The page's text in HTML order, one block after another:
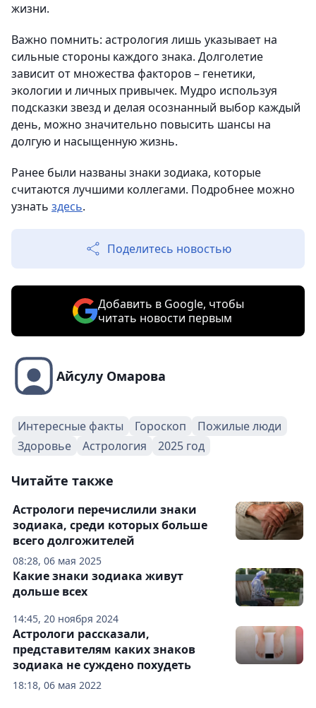
жизни.
Важно помнить: астрология лишь указывает на
сильные стороны каждого знака. Долголетие
зависит от множества факторов – генетики,
экологии и личных привычек. Мудро используя
подсказки звезд и делая осознанный выбор каждый
день, можно значительно повысить шансы на
долгую и насыщенную жизнь.
Ранее были названы знаки зодиака, которые
считаются лучшими коллегами. Подробнее можно
узнать здесь.
Поделитесь новостью
Добавить в Google, чтобы
читать новости первым
Айсулу Омарова
Интересные факты Гороскоп
Пожилые люди
Здоровье
Астрология 2025 год
Читайте также
08:28, 06 мая 2025
Астрологи перечислили знаки
зодиака, среди которых больше
всего долгожителей
14:45, 20 ноября 2024
Какие знаки зодиака живут
дольше всех
18:18, 06 мая 2022
Астрологи рассказали,
представителям каких знаков
зодиака не суждено похудеть